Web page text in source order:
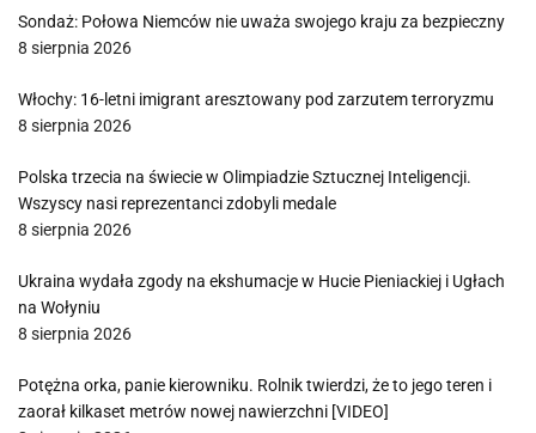
Sondaż: Połowa Niemców nie uważa swojego kraju za bezpieczny
8 sierpnia 2026
Włochy: 16-letni imigrant aresztowany pod zarzutem terroryzmu
8 sierpnia 2026
Polska trzecia na świecie w Olimpiadzie Sztucznej Inteligencji.
Wszyscy nasi reprezentanci zdobyli medale
8 sierpnia 2026
Ukraina wydała zgody na ekshumacje w Hucie Pieniackiej i Ugłach
na Wołyniu
8 sierpnia 2026
Potężna orka, panie kierowniku. Rolnik twierdzi, że to jego teren i
zaorał kilkaset metrów nowej nawierzchni [VIDEO]